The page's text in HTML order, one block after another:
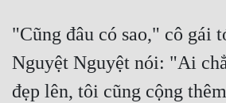
"Cũng đâu có sao," cô gái
Nguyệt Nguyệt nói: "Ai
đẹp lên, tôi cũng cộng